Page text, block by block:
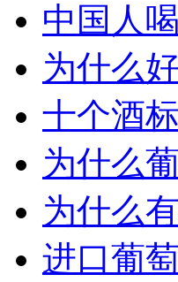
中国人
为什么
十个酒
为什么
为什么
进口葡